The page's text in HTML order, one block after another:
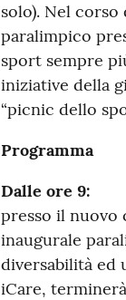
solo). Nel
paralimpico
sport sempre
iniziative della
“picnic dello
Programma
Dalle ore 9:
presso il nuovo
inaugurale
diversabilità ed
iCare,